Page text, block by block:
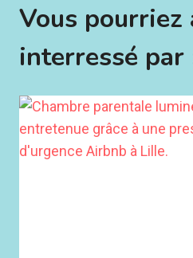
Vous pourriez
interressé par